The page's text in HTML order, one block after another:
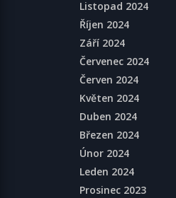
Listopad 2024
Říjen 2024
Září 2024
Červenec 2024
Červen 2024
Květen 2024
Duben 2024
Březen 2024
Únor 2024
Leden 2024
Prosinec 2023